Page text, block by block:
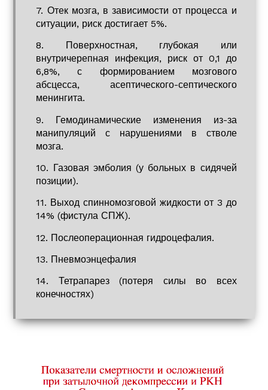
7. Отек мозга, в зависимости от процесса и
ситуации, риск достигает 5%.
8. Поверхностная, глубокая или
внутричерепная инфекция, риск от 0,1 до
6,8%, с формированием мозгового
абсцесса, асептического-септического
менингита.
9. Гемодинамические изменения из-за
манипуляций с нарушениями в стволе
мозга.
10. Газовая эмболия (у больных в сидячей
позиции).
11. Выход спинномозговой жидкости от 3 до
14% (фистула СПЖ).
12. Послеоперационная гидроцефалия.
13. Пневмоэнцефалия
14. Тетрапарез (потеря силы во всех
конечностях)